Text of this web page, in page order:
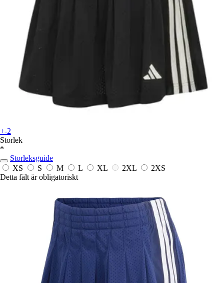
+-2
Storlek
*
Storleksguide
XS
S M L XL 2XL
2XS
Detta fält är obligatoriskt